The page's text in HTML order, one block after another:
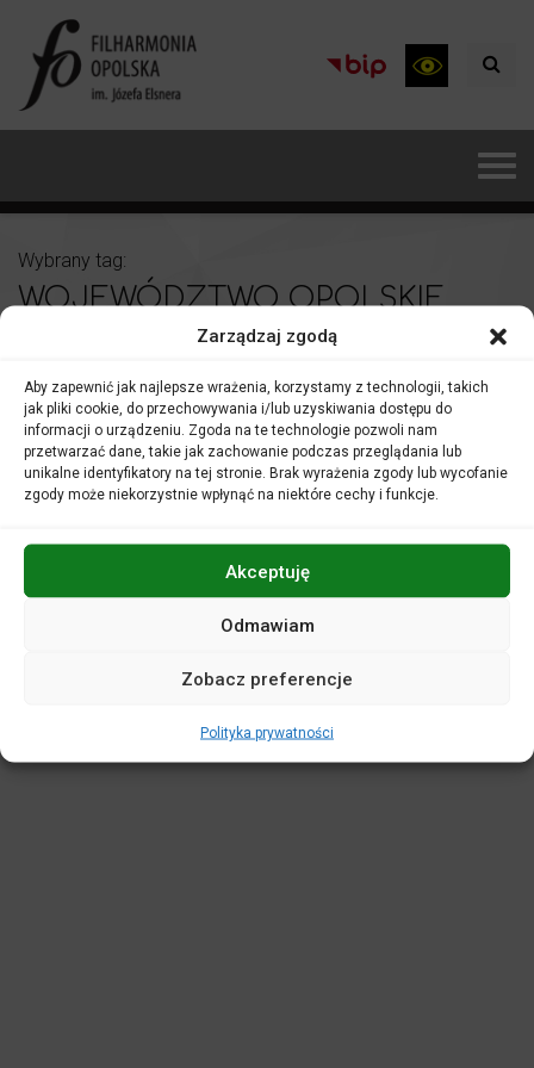
Zarządzaj zgodą
Aby zapewnić jak najlepsze wrażenia, korzystamy z technologii, takich
jak pliki cookie, do przechowywania i/lub uzyskiwania dostępu do
informacji o urządzeniu. Zgoda na te technologie pozwoli nam
przetwarzać dane, takie jak zachowanie podczas przeglądania lub
unikalne identyfikatory na tej stronie. Brak wyrażenia zgody lub wycofanie
zgody może niekorzystnie wpłynąć na niektóre cechy i funkcje.
Akceptuję
Odmawiam
Zobacz preferencje
Polityka prywatności
Wybrany tag:
WOJEWÓDZTWO OPOLSKIE
POLITYKA PRYWATNOŚCI
DEKLARACJA DOSTĘPNOŚCI
REGULAMINY
WIRTUALNY SPACER